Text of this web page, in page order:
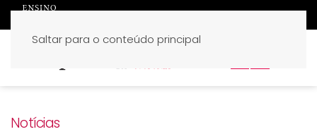
Saltar para o conteúdo principal
Notícias